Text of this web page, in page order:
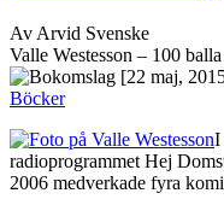
Av Arvid Svenske
Valle Westesson – 100
[22 maj,
Böcker
I
radioprogrammet Hej
2006 medverkade fyra